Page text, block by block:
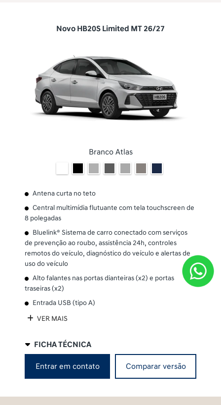
Novo HB20S Limited MT 26/27
Branco Atlas
Antena curta no teto
Central multimídia flutuante com tela touchscreen de
8 polegadas
Bluelink® Sistema de carro conectado com serviços
de prevenção ao roubo, assistência 24h, controles
remotos do veículo, diagnóstico do veículo e alertas de
uso do veículo
Alto falantes nas portas dianteiras (x2) e portas
traseiras (x2)
Entrada USB (tipo A)
VER MAIS
FICHA TÉCNICA
Entrar em contato Comparar versão